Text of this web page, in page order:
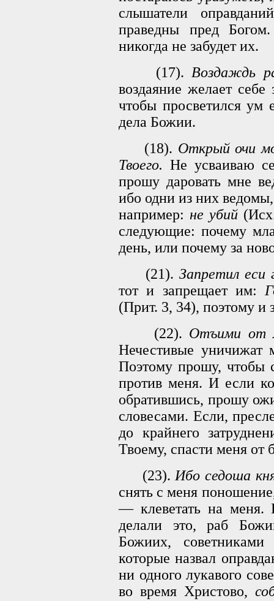
слышатели
праведны пред
никогда не забудет их.
(17). Воздаждь
воздаяние желает
чтобы просветился ум
дела Божии.
(18). Открый очи
Твоего. Не усваиваю
прошу даровать мне
ибо одни из них
например: не yбий
следующие: почему
день, или почему за
(21). Запретил еси
тот и запрещает им:
(Прит. 3, 34), поэтому и
(22). Отъими от
Нечестивые уничижат
Поэтому прошу, чтобы
против меня. И если
обратившись, прошу
словесами. Если,
до крайнего
Твоему, спасти меня от
(23). Ибо седоша
снять с меня
— клеветать на меня.
делали это, раб
Божиих,
которые назвал
ни одного лукавого
во время Христово,